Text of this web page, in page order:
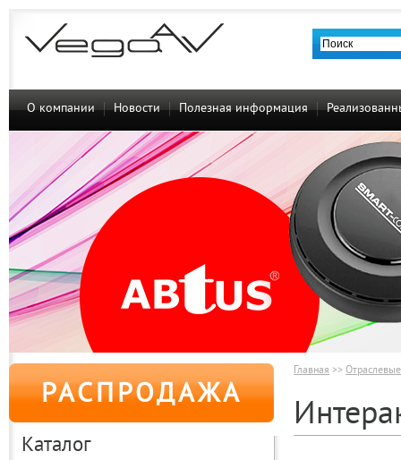
О компании Новости Полезная информация
РАСПРОДАЖА
Каталог
Главная >>